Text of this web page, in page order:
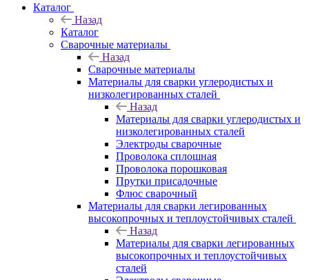
Каталог
Назад
Каталог
Сварочные материалы
Назад
Сварочные материалы
Материалы для сварки углеродистых и
низколегированных сталей
Назад
Материалы для сварки углеродистых и
низколегированных сталей
Электроды сварочные
Проволока сплошная
Проволока порошковая
Прутки присадочные
Флюс сварочный
Материалы для сварки легированных
высокопрочных и теплоустойчивых сталей
Назад
Материалы для сварки легированных
высокопрочных и теплоустойчивых
сталей